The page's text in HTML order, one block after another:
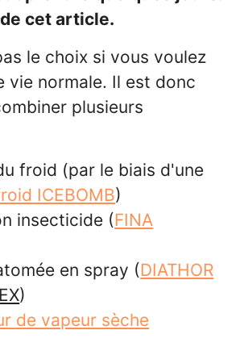
cet article.
le choix si vous voulez
vie normale. Il est donc
plusieurs
froid (par le biais d'une
ICEBOMB)
insecticide (FINA
en spray (DIATHOR
)
de vapeur sèche